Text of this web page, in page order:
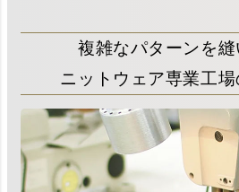
複雑なパターンを縫
ニットウェア専業工